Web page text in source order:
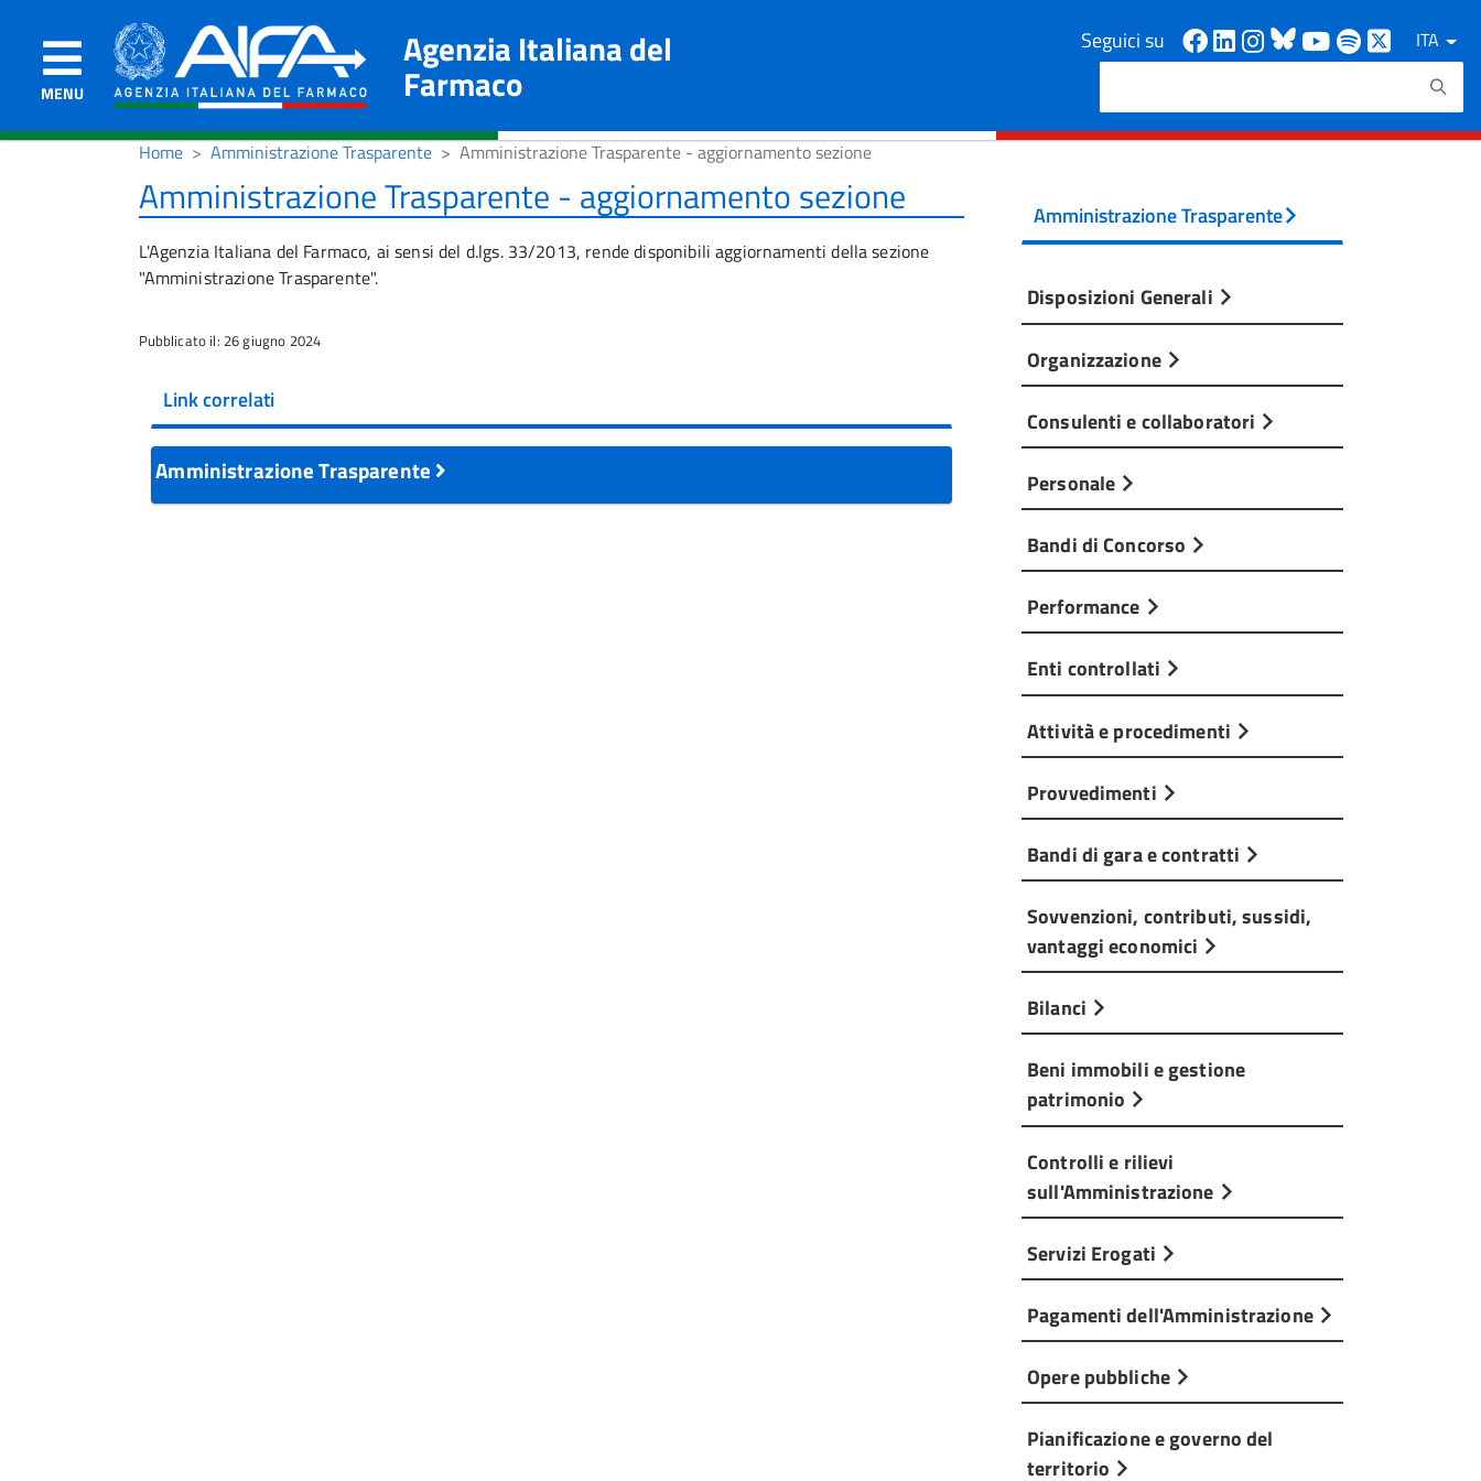
MENU
Agenzia Italiana del
Farmaco
Seguici su Facebook
Linkedin
Instagram
Bluesky
Youtube
Spotify
ITA
Cerca
Home Amministrazione Trasparente Amministrazione Trasparente - aggiornamento sezione
Amministrazione Trasparente - aggiornamento sezione
L'Agenzia Italiana del Farmaco, ai sensi del d.lgs. 33/2013, rende disponibili aggiornamenti della sezione
"Amministrazione Trasparente".
Pubblicato il: 26 giugno 2024
Link correlati
Amministrazione Trasparente
Amministrazione Trasparente
Disposizioni Generali
Organizzazione
Consulenti e collaboratori
Personale
Bandi di Concorso
Performance
Enti controllati
Attività e procedimenti
Provvedimenti
Bandi di gara e contratti
Sovvenzioni, contributi, sussidi,
vantaggi economici
Bilanci
Beni immobili e gestione
patrimonio
Controlli e rilievi
sull'Amministrazione
Servizi Erogati
Pagamenti dell'Amministrazione
Opere pubbliche
Pianificazione e governo del
territorio